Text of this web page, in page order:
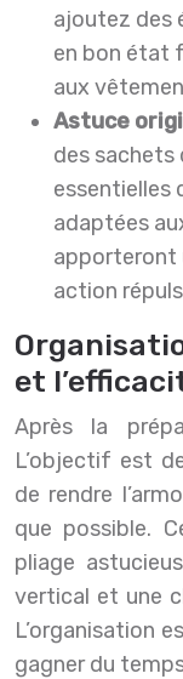
ajoutez des
en bon état
aux
Astuce
des sachets
essentielles
adaptées
apporteront
action
et
Après la
L’objectif est
de rendre
que possible.
pliage
vertical et une
L’organisation
gagner du